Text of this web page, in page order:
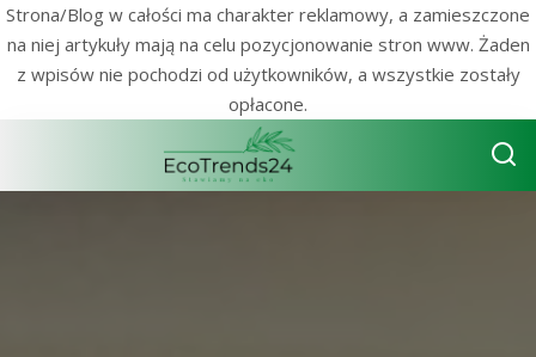
Strona/Blog w całości ma charakter reklamowy, a zamieszczone
na niej artykuły mają na celu pozycjonowanie stron www. Żaden
z wpisów nie pochodzi od użytkowników, a wszystkie zostały
opłacone.